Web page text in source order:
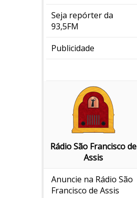
Seja repórter da
93,5FM
Publicidade
Rádio São Francisco de
Assis
Anuncie na Rádio São
Francisco de Assis